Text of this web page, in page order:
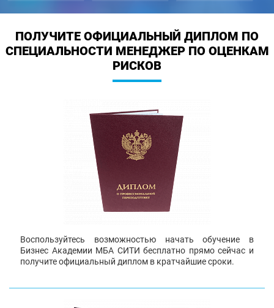
ПОЛУЧИТЕ ОФИЦИАЛЬНЫЙ ДИПЛОМ ПО
СПЕЦИАЛЬНОСТИ МЕНЕДЖЕР ПО ОЦЕНКАМ
РИСКОВ
Воспользуйтесь возможностью начать обучение в
Бизнес Академии МБА СИТИ бесплатно прямо сейчас и
получите официальный диплом в кратчайшие сроки.